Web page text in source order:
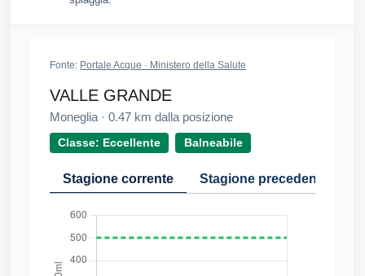
Fonte: Portale Acque · Ministero della Salute
VALLE GRANDE
Moneglia · 0.47 km dalla posizione
Classe: Eccellente Balneabile
Stagione corrente Stagione precedente